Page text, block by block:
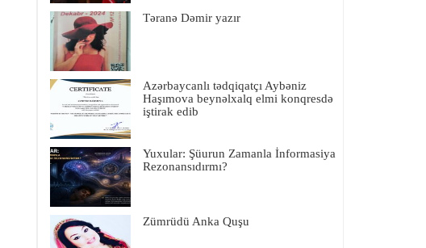
Təranə Dəmir yazır
Azərbaycanlı tədqiqatçı Aybəniz
Haşımova beynəlxalq elmi konqresdə
iştirak edib
Yuxular: Şüurun Zamanla İnformasiya
Rezonansıdırmı?
Zümrüdü Anka Quşu